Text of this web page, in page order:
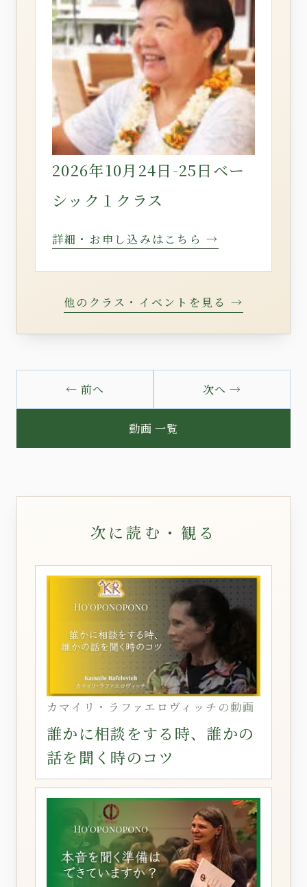
2026年10月24日-25日ベー
シック１クラス
詳細・お申し込みはこちら →
他のクラス・イベントを見る →
← 前へ
動画 一覧
次へ →
次に読む・観る
カマイリ・ラファエロヴィッチの動画
誰かに相談をする時、誰かの
話を聞く時のコツ